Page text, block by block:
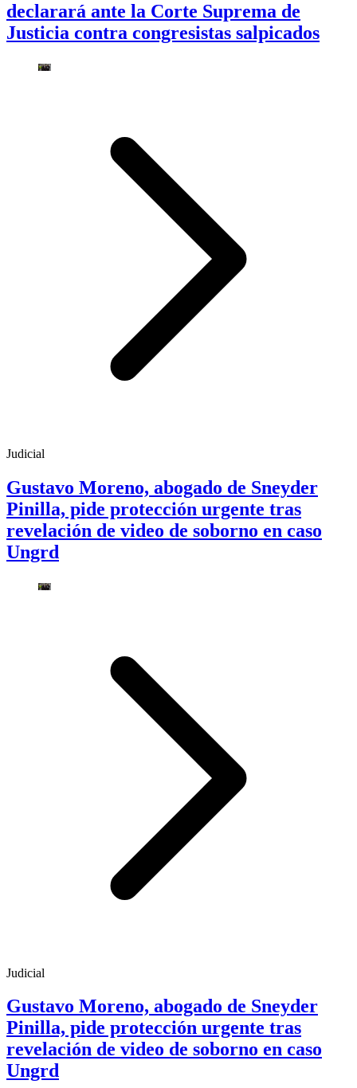
declarará ante la Corte Suprema de
Justicia contra congresistas salpicados
Judicial
Gustavo Moreno, abogado de Sneyder
Pinilla, pide protección urgente tras
revelación de video de soborno en caso
Ungrd
Judicial
Gustavo Moreno, abogado de Sneyder
Pinilla, pide protección urgente tras
revelación de video de soborno en caso
Ungrd